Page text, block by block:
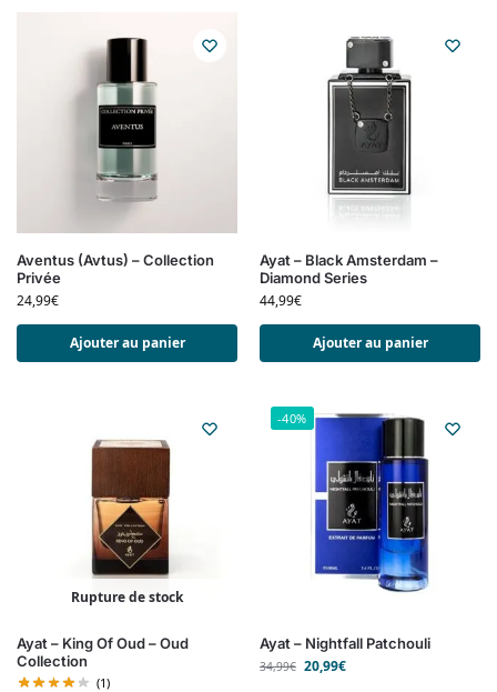
Aventus (Avtus) – Collection
Privée
24,99€
Ajouter au panier
Ayat – Black Amsterdam –
Diamond Series
44,99€
Ajouter au panier
Rupture de stock
Ayat – King Of Oud – Oud
Collection
(1)
-40%
Ayat – Nightfall Patchouli
34,99€ 20,99€